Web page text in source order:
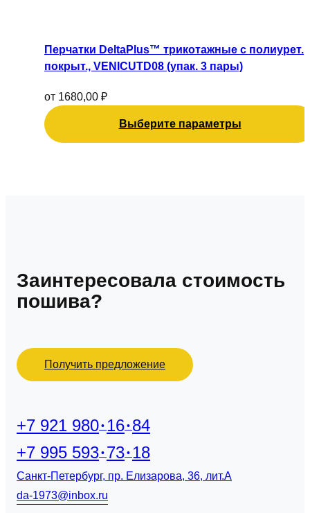
Перчатки DeltaPlus™ трикотажные с полиурет.
покрыт., VENICUTD08 (упак. 3 пары)
от 1680,00 ₽
Выберите параметры
имеет
несколько
Опции
можно
выбрать
на
Заинтересовала стоимость
пошива?
Получить предложение
+7 921 980 16 84
+7 995 593 73 18
Санкт-Петербург, пр. Елизарова, 36, лит.А
da-1973@inbox.ru